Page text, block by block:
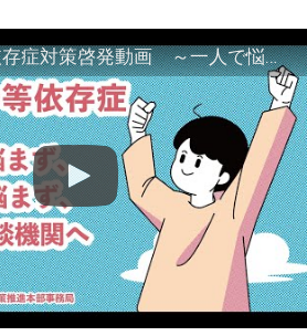
「ギャンブル等依存症対策啓発動画 ～一人で悩まず、家族で悩まず、まず！相談機関へ～」